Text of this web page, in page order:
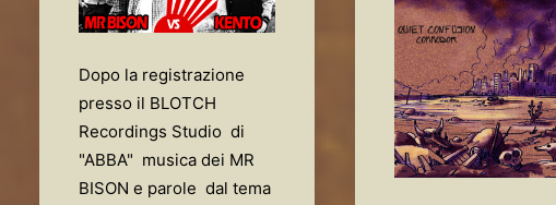
Dopo la registrazione
presso il BLOTCH
Recordings Studio di
"ABBA" musica dei MR
BISON e parole dal tema